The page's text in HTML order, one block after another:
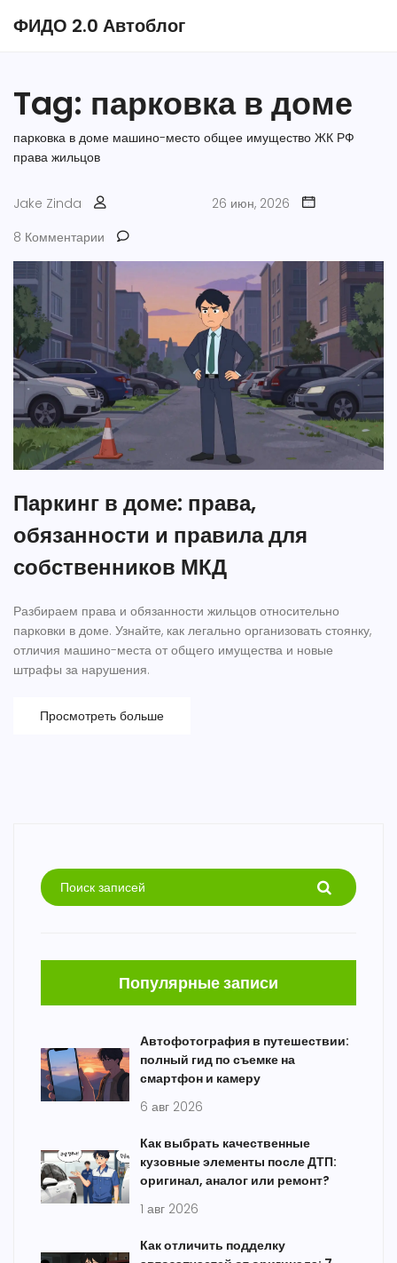
ФИДО 2.0 Автоблог
Tag: парковка в доме
парковка в доме машино-место общее имущество ЖК РФ
права жильцов
Jake Zinda
26 июн, 2026
8 Комментарии
Паркинг в доме: права,
обязанности и правила для
собственников МКД
Разбираем права и обязанности жильцов относительно
парковки в доме. Узнайте, как легально организовать стоянку,
отличия машино-места от общего имущества и новые
штрафы за нарушения.
Просмотреть больше
Популярные записи
Автофотография в путешествии:
полный гид по съемке на
смартфон и камеру
6 авг 2026
Как выбрать качественные
кузовные элементы после ДТП:
оригинал, аналог или ремонт?
1 авг 2026
Как отличить подделку